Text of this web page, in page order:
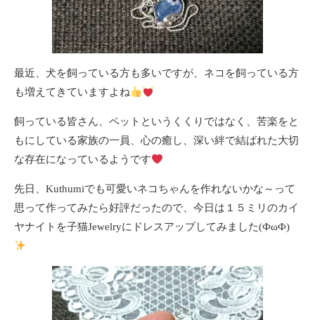
最近、犬を飼っている方も多いですが、ネコを飼っている方
も増えてきていますよね
飼っている皆さん、ペットというくくりではなく、苦楽をと
もにしている家族の一員、心の癒し、深い絆で結ばれた大切
な存在になっているようです
先日、Kuthumiでも可愛いネコちゃんを作れないかな～って
思って作ってみたら好評だったので、今日は１５ミリのカイ
ヤナイトを子猫Jewelryにドレスアップしてみました(ФωФ)